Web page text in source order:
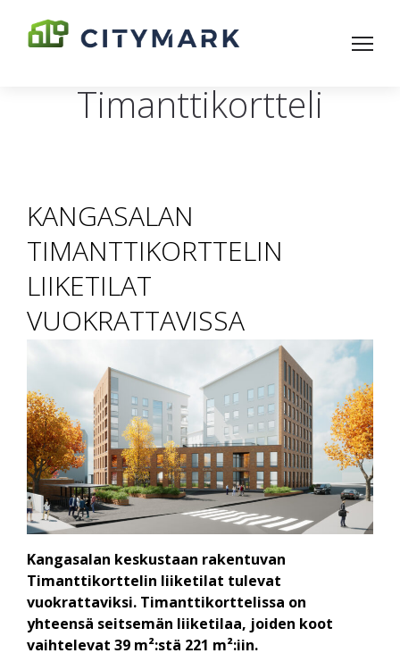
Timanttikortteli
KANGASALAN
TIMANTTIKORTTELIN
LIIKETILAT
VUOKRATTAVISSA
Kangasalan keskustaan rakentuvan
Timanttikorttelin liiketilat tulevat
vuokrattaviksi. Timanttikorttelissa on
yhteensä seitsemän liiketilaa, joiden koot
vaihtelevat 39 m²:stä 221 m²:iin.